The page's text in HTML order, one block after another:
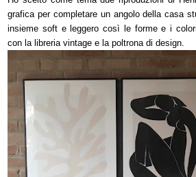
grafica per completare un angolo della casa
insieme soft e leggero così le forme e i
con la libreria vintage e la poltrona di design.